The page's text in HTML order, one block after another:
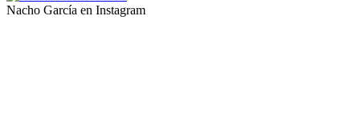
Nacho García en Instagram